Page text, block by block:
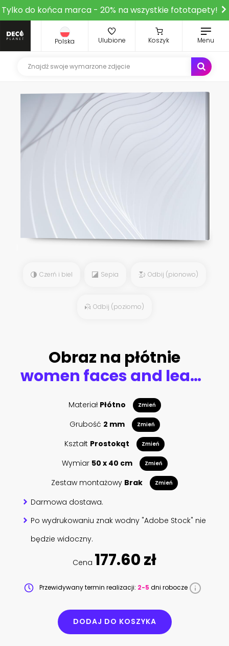
Tylko do końca marca - 20% na wszystkie fototapety!
Polska Ulubione Koszyk Menu
Czerń i biel Sepia Odbij (pionowo)
Odbij (poziomo)
Obraz na płótnie
women faces and leaves
Materiał Płótno Zmień
Grubość 2 mm Zmień
Kształt Prostokąt Zmień
Wymiar 50 x 40 cm Zmień
Zestaw montażowy Brak Zmień
Darmowa dostawa.
Po wydrukowaniu znak wodny "Adobe Stock" nie
będzie widoczny.
Cena 177.60 zł
Przewidywany termin realizacji: 2-5 dni robocze
DODAJ DO KOSZYKA